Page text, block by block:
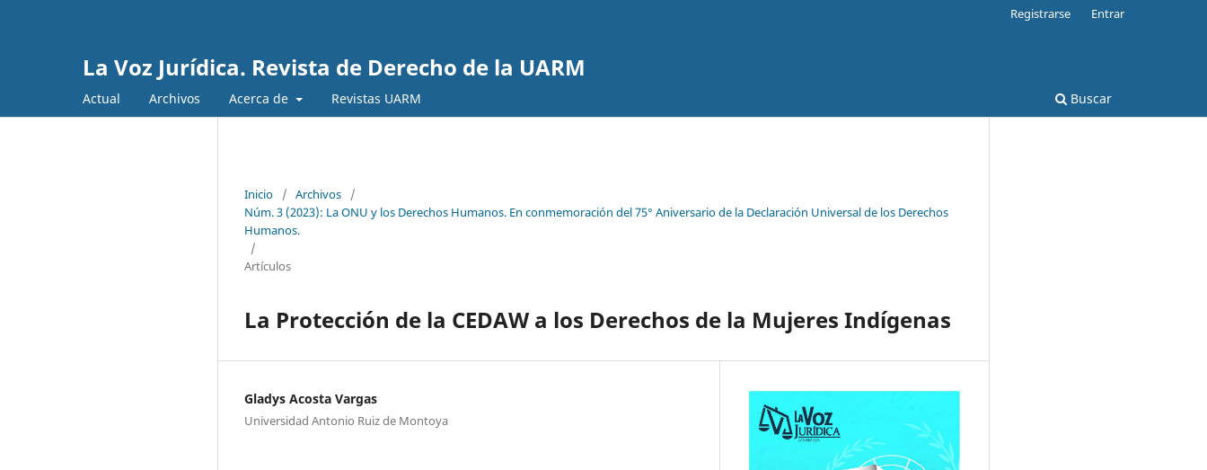
La Voz Jurídica. Revista de Derecho de la UARM
Actual Archivos Acerca de Revistas UARM Buscar
Registrarse Entrar
Inicio / Archivos
/
Núm. 3 (2023): La ONU y los Derechos Humanos. En conmemoración del 75° Aniversario de la Declaración Universal de los Derechos
Humanos.
/
Artículos
La Protección de la CEDAW a los Derechos de la Mujeres Indígenas
Gladys Acosta Vargas
Universidad Antonio Ruiz de Montoya